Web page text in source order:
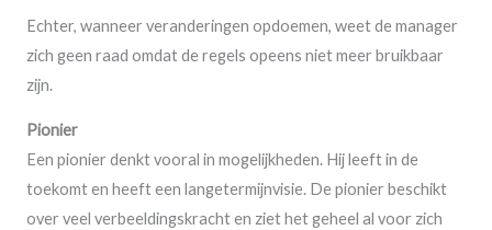
Echter, wanneer veranderingen opdoemen, weet de manager
zich geen raad omdat de regels opeens niet meer bruikbaar
zijn.
Pionier
Een pionier denkt vooral in mogelijkheden. Hij leeft in de
toekomt en heeft een langetermijnvisie. De pionier beschikt
over veel verbeeldingskracht en ziet het geheel al voor zich